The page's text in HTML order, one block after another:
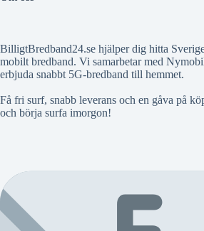
BilligtBredband24.se hjälper dig hitta
mobilt bredband. Vi samarbetar med
erbjuda snabbt 5G-bredband till hemmet.
Få fri surf, snabb leverans och en gåva på
och börja surfa imorgon!